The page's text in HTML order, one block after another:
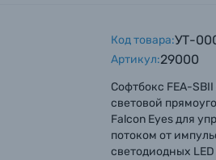
Код товара:УТ-
Артикул:29000
Софтбокс FEA-
световой
Falcon Eyes для
потоком от
светодиодных